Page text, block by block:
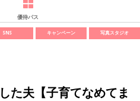
優待パス
SNS キャンペーン 写真スタジオ
た夫【子育てなめてま